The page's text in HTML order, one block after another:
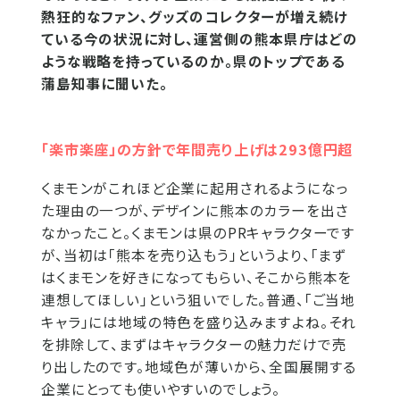
熱狂的なファン、グッズのコレクターが増え続け
ている今の状況に対し、運営側の熊本県庁はどの
ような戦略を持っているのか。県のトップである
蒲島知事に聞いた。
「楽市楽座」の方針で年間売り上げは293億円超
くまモンがこれほど企業に起用されるようになっ
た理由の一つが、デザインに熊本のカラーを出さ
なかったこと。くまモンは県のPRキャラクターです
が、当初は「熊本を売り込もう」というより、「まず
はくまモンを好きになってもらい、そこから熊本を
連想してほしい」という狙いでした。普通、「ご当地
キャラ」には地域の特色を盛り込みますよね。それ
を排除して、まずはキャラクターの魅力だけで売
り出したのです。地域色が薄いから、全国展開する
企業にとっても使いやすいのでしょう。